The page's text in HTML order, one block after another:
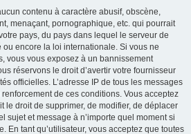
contenu à caractère abusif, obscène,
menaçant, pornographique, etc. qui pourrait
pays, du pays dans lequel le serveur de
encore la loi internationale. Si vous ne
vous vous exposez à un bannissement
réservons le droit d’avertir votre fournisseur
officielles. L’adresse IP de tous les messages
de ces conditions. Vous acceptez
le droit de supprimer, de modifier, de déplacer
sujet et message à n’importe quel moment si
En tant qu’utilisateur, vous acceptez que toutes